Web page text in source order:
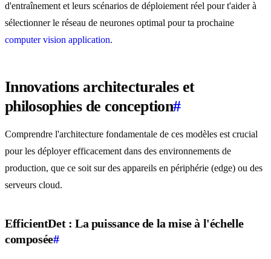
d'entraînement et leurs scénarios de déploiement réel pour t'aider à
sélectionner le réseau de neurones optimal pour ta prochaine
computer vision application.
Innovations architecturales et
philosophies de conception#
Comprendre l'architecture fondamentale de ces modèles est crucial
pour les déployer efficacement dans des environnements de
production, que ce soit sur des appareils en périphérie (edge) ou des
serveurs cloud.
EfficientDet : La puissance de la mise à l'échelle
composée#